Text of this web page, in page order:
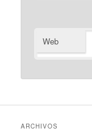
Web
ARCHIVOS